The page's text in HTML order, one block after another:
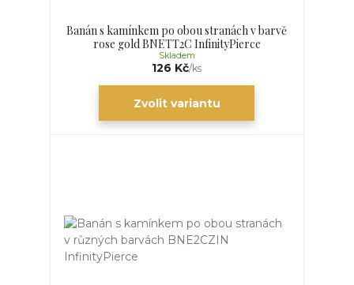
Banán s kamínkem po obou stranách v barvě
rose gold BNETT2C InfinityPierce
126 Kč/ks
Skladem
Zvolit variantu